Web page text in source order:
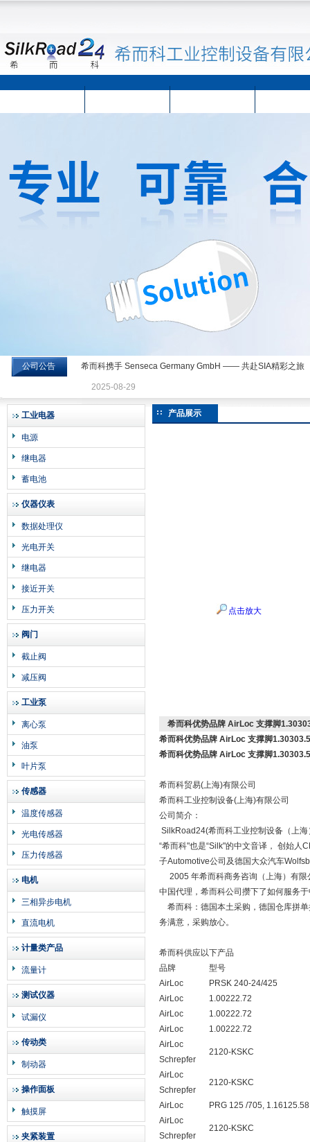
希而科工业控制设备有限公司
公司公告 希而科携手 Senseca Germany GmbH —— 共赴SIA精彩之旅
2025-08-29
工业电器
电源
继电器
蓄电池
仪器仪表
数据处理仪
光电开关
继电器
接近开关
压力开关
阀门
截止阀
减压阀
工业泵
离心泵
油泵
叶片泵
传感器
温度传感器
光电传感器
压力传感器
电机
三相异步电机
直流电机
计量类产品
流量计
测试仪器
试漏仪
传动类
制动器
操作面板
触摸屏
夹紧装置
产品展示
点击放大
希而科优势品牌 AirLoc 支撑脚
希而科优势品牌 AirLoc 支撑脚
希而科优势品牌 AirLoc 支撑脚
希而科贸易(上海)有限公司
希而科工业控制设备(上海)有限公司
公司简介：
SilkRoad24(希而科工业控制设备（上
“希而科"也是“Silk"的中文音译， 创始
子Automotive公司及德国大众汽车
2005 年希而科商务咨询（上海）有限
中国代理，希而科公司攒下了如何服务
希而科：德国本土采购，德国仓库拼
务满意，采购放心。
希而科供应以下产品
品牌
型号
AirLoc
PRSK 240-24/425
AirLoc
1.00222.72
AirLoc
1.00222.72
AirLoc
1.00222.72
AirLoc
Schrepfer
2120-KSKC
AirLoc
Schrepfer
2120-KSKC
AirLoc
PRG 125 /705, 1.16125.58
AirLoc
Schrepfer
2120-KSKC